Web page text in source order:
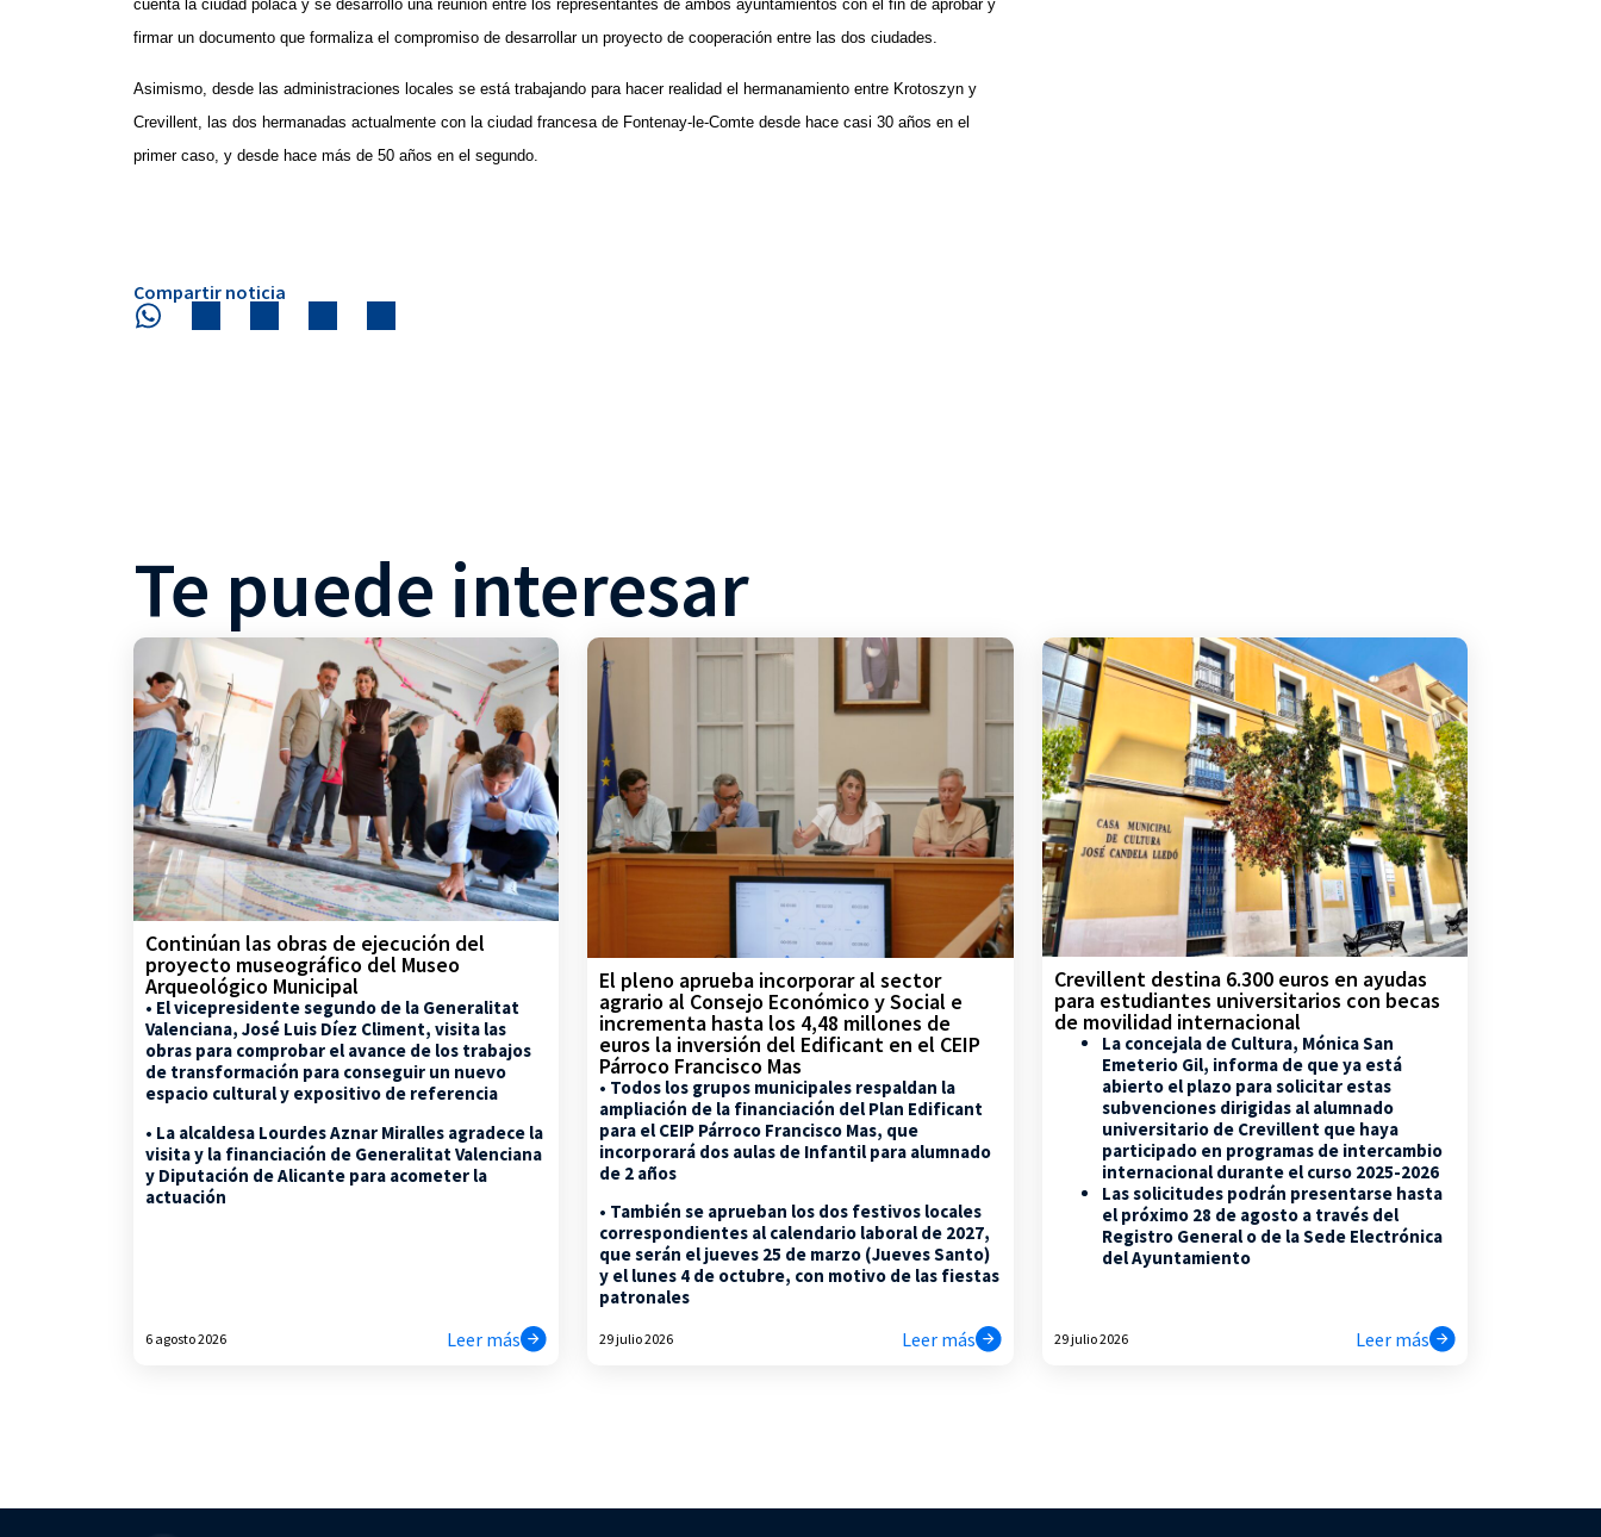
cuenta la ciudad polaca y se desarrolló una reunión entre los representantes de ambos ayuntamientos con el fin de aprobar y
firmar un documento que formaliza el compromiso de desarrollar un proyecto de cooperación entre las dos ciudades.
Asimismo, desde las administraciones locales se está trabajando para hacer realidad el hermanamiento entre Krotoszyn y
Crevillent, las dos hermanadas actualmente con la ciudad francesa de Fontenay-le-Comte desde hace casi 30 años en el
primer caso, y desde hace más de 50 años en el segundo.
Compartir noticia
Te puede interesar
Continúan las obras de ejecución del
proyecto museográfico del Museo
Arqueológico Municipal
• El vicepresidente segundo de la Generalitat
Valenciana, José Luis Díez Climent, visita las
obras para comprobar el avance de los trabajos
de transformación para conseguir un nuevo
espacio cultural y expositivo de referencia
• La alcaldesa Lourdes Aznar Miralles agradece la
visita y la financiación de Generalitat Valenciana
y Diputación de Alicante para acometer la
actuación
6 agosto 2026 Leer más
El pleno aprueba incorporar al sector
agrario al Consejo Económico y Social e
incrementa hasta los 4,48 millones de
euros la inversión del Edificant en el CEIP
Párroco Francisco Mas
• Todos los grupos municipales respaldan la
ampliación de la financiación del Plan Edificant
para el CEIP Párroco Francisco Mas, que
incorporará dos aulas de Infantil para alumnado
de 2 años
• También se aprueban los dos festivos locales
correspondientes al calendario laboral de 2027,
que serán el jueves 25 de marzo (Jueves Santo)
y el lunes 4 de octubre, con motivo de las fiestas
patronales
29 julio 2026 Leer más
Crevillent destina 6.300 euros en ayudas
para estudiantes universitarios con becas
de movilidad internacional
La concejala de Cultura, Mónica San
Emeterio Gil, informa de que ya está
abierto el plazo para solicitar estas
subvenciones dirigidas al alumnado
universitario de Crevillent que haya
participado en programas de intercambio
internacional durante el curso 2025-2026
Las solicitudes podrán presentarse hasta
el próximo 28 de agosto a través del
Registro General o de la Sede Electrónica
del Ayuntamiento
29 julio 2026 Leer más